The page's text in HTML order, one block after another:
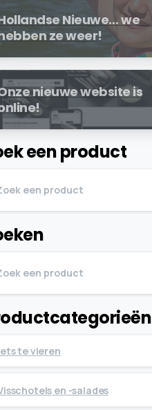
Nieuwe… we
ze weer!
nieuwe website is
een product
te vieren
en -salades